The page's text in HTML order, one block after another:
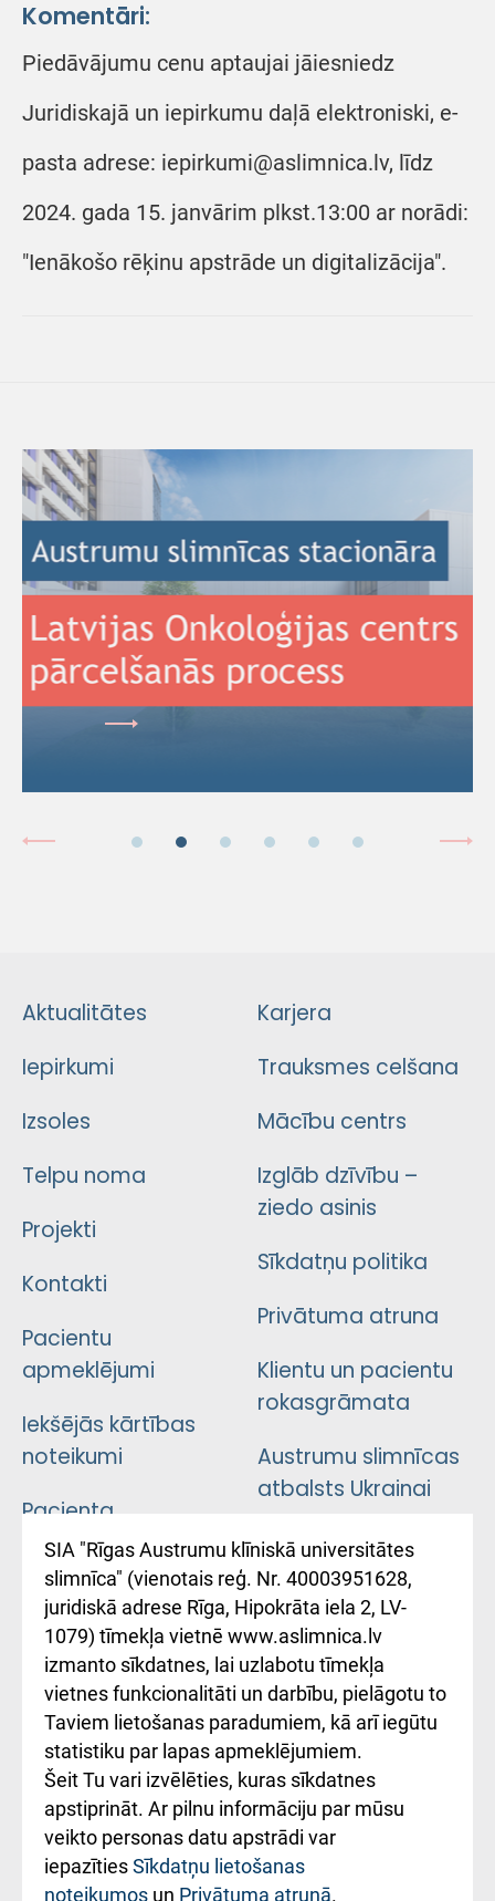
Komentāri:
Piedāvājumu cenu aptaujai jāiesniedz
Juridiskajā un iepirkumu daļā elektroniski, e-
pasta adrese: iepirkumi@aslimnica.lv, līdz
2024. gada 15. janvārim plkst.13:00 ar norādi:
"Ienākošo rēķinu apstrāde un digitalizācija".
Aktualitātes
Iepirkumi
Izsoles
Telpu noma
Projekti
Kontakti
Pacientu
apmeklējumi
Iekšējās kārtības
noteikumi
Pacienta
atsauksmju/sūdzību
iesniegšanas
kārtība
Kā pie mums nokļūt
Rēķinu apmaksas
ceļvedis
Rekvizīti un
ārstniecības
iestādes kods
Karjera
Trauksmes celšana
Mācību centrs
Izglāb dzīvību –
ziedo asinis
Sīkdatņu politika
Privātuma atruna
Klientu un pacientu
rokasgrāmata
Austrumu slimnīcas
atbalsts Ukrainai
Підтримка Східної
лікарні та співпраця з
Україною
SIA "Rīgas Austrumu klīniskā universitātes
slimnīca" (vienotais reģ. Nr. 40003951628,
juridiskā adrese Rīga, Hipokrāta iela 2, LV-
1079) tīmekļa vietnē www.aslimnica.lv
izmanto sīkdatnes, lai uzlabotu tīmekļa
vietnes funkcionalitāti un darbību, pielāgotu to
Taviem lietošanas paradumiem, kā arī iegūtu
statistiku par lapas apmeklējumiem.
Šeit Tu vari izvēlēties, kuras sīkdatnes
apstiprināt. Ar pilnu informāciju par mūsu
veikto personas datu apstrādi var
iepazītiesSīkdatņu lietošanas
noteikumos un Privātuma atrunā.